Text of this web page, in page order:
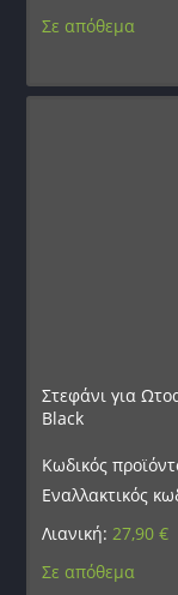
Σε απόθεμα
Στεφάνι για
Black
Κωδικός
Εναλλακτικός
Λιανική: 27,90€
Σε απόθεμα